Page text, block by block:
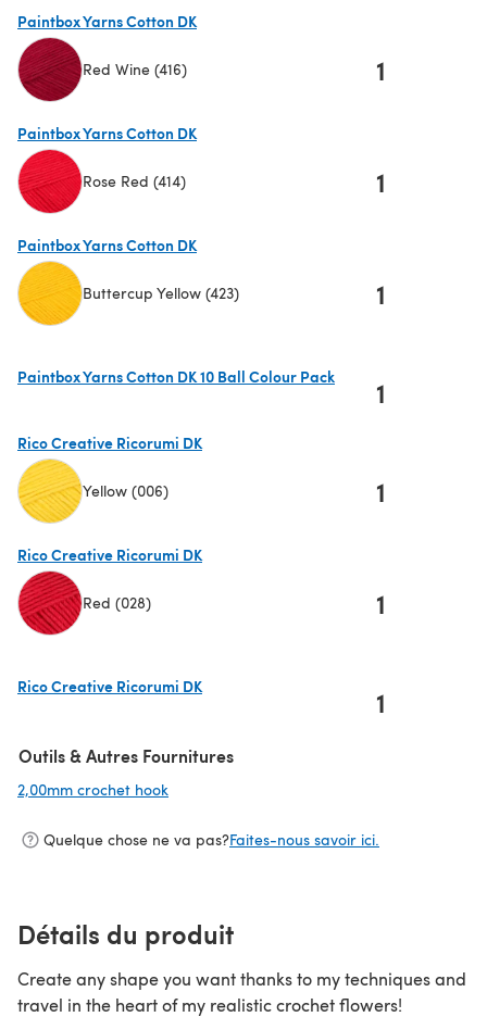
Paintbox Yarns Cotton DK
Red Wine (416) 1
Paintbox Yarns Cotton DK
Rose Red (414) 1
Paintbox Yarns Cotton DK
Buttercup Yellow (423) 1
Paintbox Yarns Cotton DK 10 Ball Colour Pack
1
Rico Creative Ricorumi DK
Yellow (006) 1
Rico Creative Ricorumi DK
Red (028) 1
Rico Creative Ricorumi DK
1
Outils & Autres Fournitures
2,00mm crochet hook
Quelque chose ne va pas?Faites-nous savoir ici.
Détails du produit
Create any shape you want thanks to my techniques and
travel in the heart of my realistic crochet flowers!